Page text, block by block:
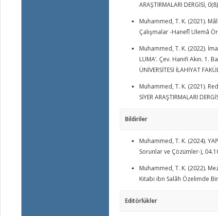
ARAŞTIRMALARI DERGİSİ,
Muhammed, T. K. (2021).
Çalışmalar -Hanefî Ulemâ
Muhammed, T. K. (2022).
LUMA’. Çev. Hanifi Akın. 1.
ÜNİVERSİTESİ İLAHİYAT
Muhammed, T. K. (2021).
SİYER ARAŞTIRMALARI
Bildiriler
Muhammed, T. K. (2024).
Sorunlar ve Çözümler-),
Muhammed, T. K. (2022).
Kitabi ibn Salâh Özelimde
Editörlükler